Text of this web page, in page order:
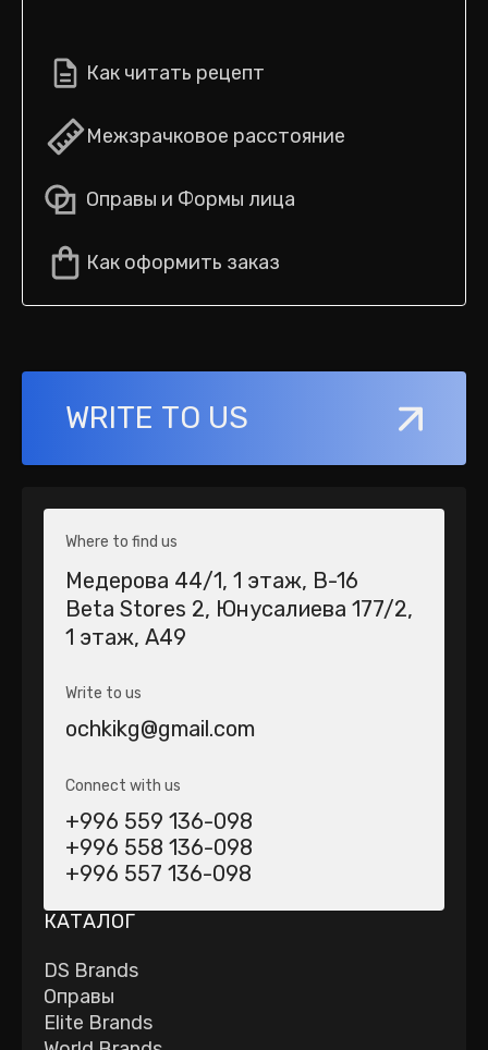
Как читать рецепт
Межзрачковое расстояние
Оправы и Формы лица
Как оформить заказ
WRITE TO US
Where to find us
Медерова 44/1​, 1 этаж, В-16
Beta Stores 2​, Юнусалиева 177/2,
1 этаж, А49
Write to us
ochkikg@gmail.com
Connect with us
+996 559 136-098
+996 558 136-098
+996 557 136-098
КАТАЛОГ
DS Brands
Оправы
Elite Brands